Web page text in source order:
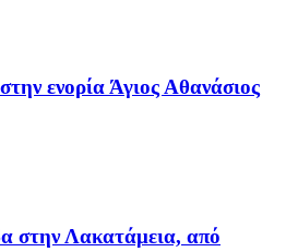
ενορία Άγιος Αθανάσιος
στην Λακατάμεια, από